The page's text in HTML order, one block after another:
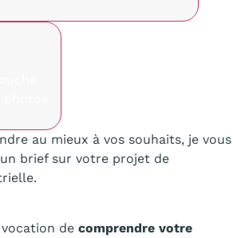
au mieux à vos souhaits, je vous
brief sur votre projet de
de comprendre votre